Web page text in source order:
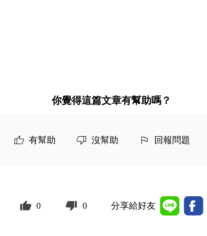
你覺得這篇文章有幫助嗎？
有幫助 沒幫助 回報問題
0 0 分享給好友